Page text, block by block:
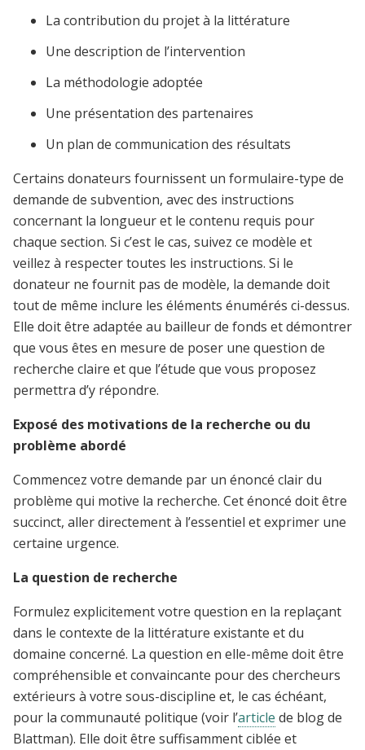
La contribution du projet à la littérature
Une description de l’intervention
La méthodologie adoptée
Une présentation des partenaires
Un plan de communication des résultats
Certains donateurs fournissent un formulaire-type de
demande de subvention, avec des instructions
concernant la longueur et le contenu requis pour
chaque section. Si c’est le cas, suivez ce modèle et
veillez à respecter toutes les instructions. Si le
donateur ne fournit pas de modèle, la demande doit
tout de même inclure les éléments énumérés ci-dessus.
Elle doit être adaptée au bailleur de fonds et démontrer
que vous êtes en mesure de poser une question de
recherche claire et que l’étude que vous proposez
permettra d’y répondre.
Exposé des motivations de la recherche ou du
problème abordé
Commencez votre demande par un énoncé clair du
problème qui motive la recherche. Cet énoncé doit être
succinct, aller directement à l’essentiel et exprimer une
certaine urgence.
La question de recherche
Formulez explicitement votre question en la replaçant
dans le contexte de la littérature existante et du
domaine concerné. La question en elle-même doit être
compréhensible et convaincante pour des chercheurs
extérieurs à votre sous-discipline et, le cas échéant,
pour la communauté politique (voir l’article de blog de
Blattman). Elle doit être suffisamment ciblée et